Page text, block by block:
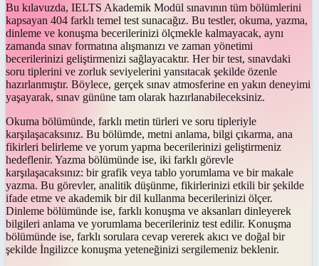
Bu kılavuzda, IELTS Akademik Modül sınavının tüm bölümlerini
kapsayan 404 farklı temel test sunacağız. Bu testler, okuma, yazma,
dinleme ve konuşma becerilerinizi ölçmekle kalmayacak, aynı
zamanda sınav formatına alışmanızı ve zaman yönetimi
becerilerinizi geliştirmenizi sağlayacaktır. Her bir test, sınavdaki
soru tiplerini ve zorluk seviyelerini yansıtacak şekilde özenle
hazırlanmıştır. Böylece, gerçek sınav atmosferine en yakın deneyimi
yaşayarak, sınav gününe tam olarak hazırlanabileceksiniz.
Okuma bölümünde, farklı metin türleri ve soru tipleriyle
karşılaşacaksınız. Bu bölümde, metni anlama, bilgi çıkarma, ana
fikirleri belirleme ve yorum yapma becerilerinizi geliştirmeniz
hedeflenir. Yazma bölümünde ise, iki farklı görevle
karşılaşacaksınız: bir grafik veya tablo yorumlama ve bir makale
yazma. Bu görevler, analitik düşünme, fikirlerinizi etkili bir şekilde
ifade etme ve akademik bir dil kullanma becerilerinizi ölçer.
Dinleme bölümünde ise, farklı konuşma ve aksanları dinleyerek
bilgileri anlama ve yorumlama becerileriniz test edilir. Konuşma
bölümünde ise, farklı sorulara cevap vererek akıcı ve doğal bir
şekilde İngilizce konuşma yeteneğinizi sergilemeniz beklenir.